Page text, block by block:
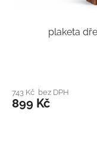
plaketa
743 Kč bez DPH
899 Kč